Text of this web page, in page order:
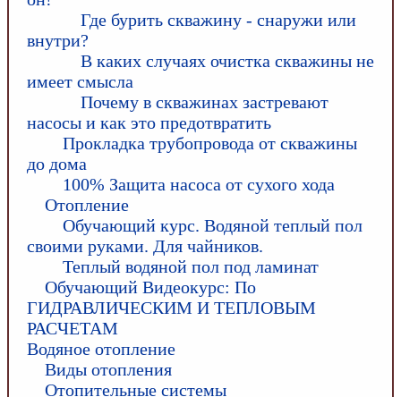
Где бурить скважину - снаружи или
внутри?
В каких случаях очистка скважины не
имеет смысла
Почему в скважинах застревают
насосы и как это предотвратить
Прокладка трубопровода от скважины
до дома
100% Защита насоса от сухого хода
Отопление
Обучающий курс. Водяной теплый пол
своими руками. Для чайников.
Теплый водяной пол под ламинат
Обучающий Видеокурс: По
ГИДРАВЛИЧЕСКИМ И ТЕПЛОВЫМ
РАСЧЕТАМ
Водяное отопление
Виды отопления
Отопительные системы